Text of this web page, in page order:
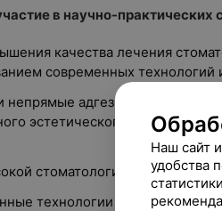
в научно-практических
качества лечения
современных технологий
адгезивные
эстетического
стоматологии в РБ 2017»;
технологии реставрации
Наш сайт
удобства